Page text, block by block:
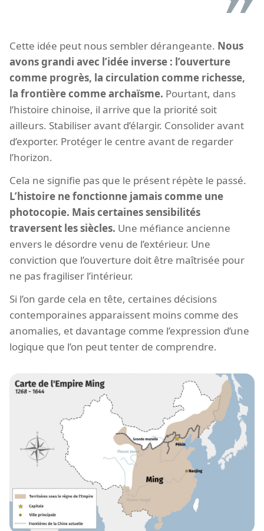
Cette idée peut nous sembler dérangeante. Nous
avons grandi avec l’idée inverse : l’ouverture
comme progrès, la circulation comme richesse,
la frontière comme archaïsme. Pourtant, dans
l’histoire chinoise, il arrive que la priorité soit
ailleurs. Stabiliser avant d’élargir. Consolider avant
d’exporter. Protéger le centre avant de regarder
l’horizon.
Cela ne signifie pas que le présent répète le passé.
L’histoire ne fonctionne jamais comme une
photocopie. Mais certaines sensibilités
traversent les siècles. Une méfiance ancienne
envers le désordre venu de l’extérieur. Une
conviction que l’ouverture doit être maîtrisée pour
ne pas fragiliser l’intérieur.
Si l’on garde cela en tête, certaines décisions
contemporaines apparaissent moins comme des
anomalies, et davantage comme l’expression d’une
logique que l’on peut tenter de comprendre.